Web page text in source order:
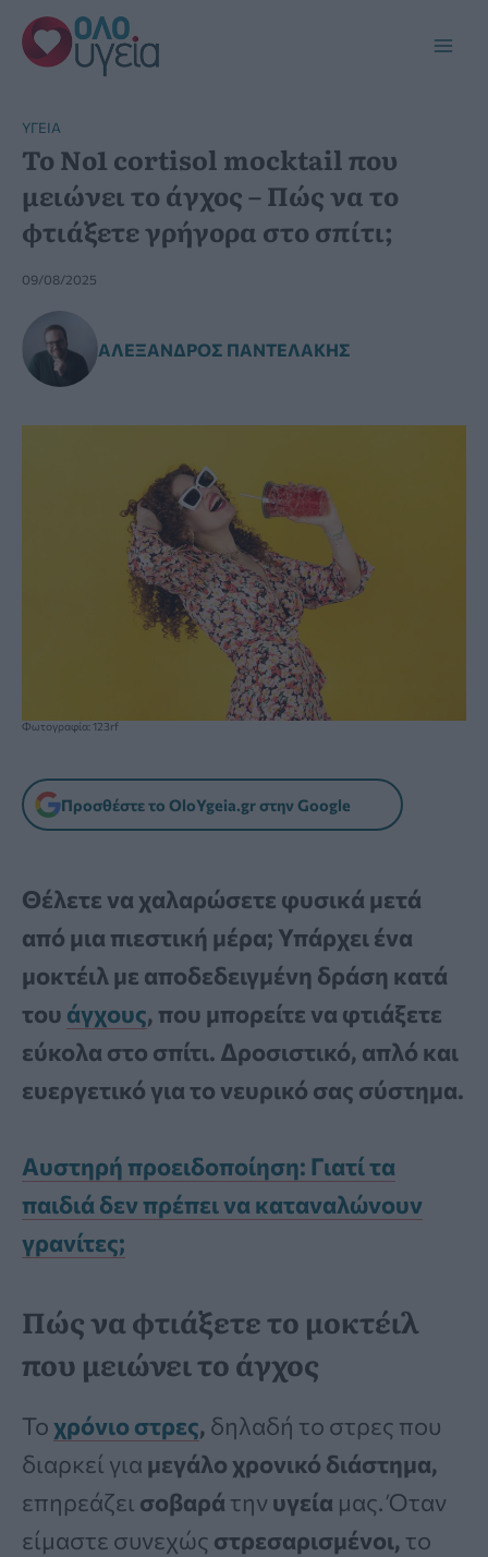
Μετάβαση
στο
περιεχόμενο
YΓΕΊΑ
Το Νο1 cortisol mocktail που
μειώνει το άγχος – Πώς να το
φτιάξετε γρήγορα στο σπίτι;
09/08/2025
ΑΛΈΞΑΝΔΡΟΣ ΠΑΝΤΕΛΆΚΗΣ
Φωτογραφία: 123rf
Προσθέστε το OloYgeia.gr στην Google
Θέλετε να χαλαρώσετε φυσικά μετά
από μια πιεστική μέρα; Υπάρχει ένα
μοκτέιλ με αποδεδειγμένη δράση κατά
του άγχους, που μπορείτε να φτιάξετε
εύκολα στο σπίτι. Δροσιστικό, απλό και
ευεργετικό για το νευρικό σας σύστημα.
Αυστηρή προειδοποίηση: Γιατί τα
παιδιά δεν πρέπει να καταναλώνουν
γρανίτες;
Πώς να φτιάξετε το μοκτέιλ
που μειώνει το άγχος
Τοχρόνιο στρες, δηλαδή το στρες που
διαρκεί για μεγάλο χρονικό διάστημα,
επηρεάζει σοβαρά την υγεία μας. Όταν
είμαστε συνεχώς στρεσαρισμένοι, το